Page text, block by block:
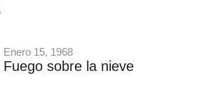
Enero 15, 1968
Fuego sobre la nieve